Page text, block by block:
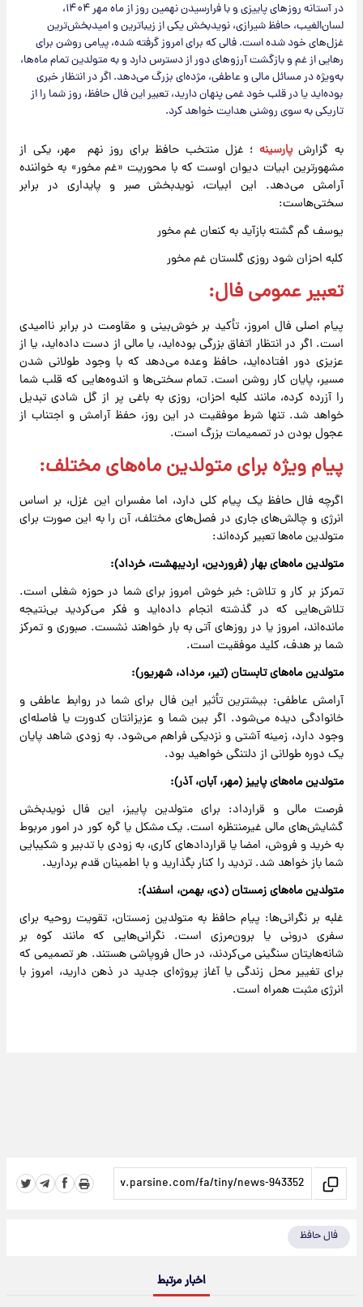
در آستانه روزهای پاییزی و با فرارسیدن نهمین روز از ماه مهر ۱۴۰۴،
لسان‌الغیب، حافظ شیرازی، نویدبخش یکی از زیباترین و امیدبخش‌ترین
غزل‌های خود شده است. فالی که برای امروز گرفته شده، پیامی روشن برای
رهایی از غم و بازگشت آرزوهای دور از دسترس دارد و به متولدین تمام ماه‌ها،
به‌ویژه در مسائل مالی و عاطفی، مژده‌ای بزرگ می‌دهد. اگر در انتظار خبری
بوده‌اید یا در قلب خود غمی پنهان دارید، تعبیر این فال حافظ، روز شما را از
تاریکی به سوی روشنی هدایت خواهد کرد.
به گزارشپارسینه ؛ غزل منتخب حافظ برای روز نهم مهر، یکی از
مشهورترین ابیات دیوان اوست که با محوریت «غم مخور» به خواننده
آرامش می‌دهد. این ابیات، نویدبخش صبر و پایداری در برابر
سختی‌هاست:
یوسف گم گشته بازآید به کنعان غم مخور
کلبه احزان شود روزی گلستان غم مخور
تعبیر عمومی فال:
پیام اصلی فال امروز، تأکید بر خوش‌بینی و مقاومت در برابر ناامیدی
است. اگر در انتظار اتفاق بزرگی بوده‌اید، یا مالی از دست داده‌اید، یا از
عزیزی دور افتاده‌اید، حافظ وعده می‌دهد که با وجود طولانی شدن
مسیر، پایان کار روشن است. تمام سختی‌ها و اندوه‌هایی که قلب شما
را آزرده کرده، مانند کلبه احزان، روزی به باغی پر از گل شادی تبدیل
خواهد شد. تنها شرط موفقیت در این روز، حفظ آرامش و اجتناب از
عجول بودن در تصمیمات بزرگ است.
پیام ویژه برای متولدین ماه‌های مختلف:
اگرچه فال حافظ یک پیام کلی دارد، اما مفسران این غزل، بر اساس
انرژی و چالش‌های جاری در فصل‌های مختلف، آن را به این صورت برای
متولدین ماه‌ها تعبیر کرده‌اند:
متولدین ماه‌های بهار (فروردین، اردیبهشت، خرداد):
تمرکز بر کار و تلاش: خبر خوش امروز برای شما در حوزه شغلی است.
تلاش‌هایی که در گذشته انجام داده‌اید و فکر می‌کردید بی‌نتیجه
مانده‌اند، امروز یا در روزهای آتی به بار خواهند نشست. صبوری و تمرکز
شما بر هدف، کلید موفقیت است.
متولدین ماه‌های تابستان (تیر، مرداد، شهریور):
آرامش عاطفی: بیشترین تأثیر این فال برای شما در روابط عاطفی و
خانوادگی دیده می‌شود. اگر بین شما و عزیزانتان کدورت یا فاصله‌ای
وجود دارد، زمینه آشتی و نزدیکی فراهم می‌شود. به زودی شاهد پایان
یک دوره طولانی از دلتنگی خواهید بود.
متولدین ماه‌های پاییز (مهر، آبان، آذر):
فرصت مالی و قرارداد: برای متولدین پاییز، این فال نویدبخش
گشایش‌های مالی غیرمنتظره است. یک مشکل یا گره کور در امور مربوط
به خرید و فروش، امضا یا قراردادهای کاری، به زودی با تدبیر و شکیبایی
شما باز خواهد شد. تردید را کنار بگذارید و با اطمینان قدم بردارید.
متولدین ماه‌های زمستان (دی، بهمن، اسفند):
غلبه بر نگرانی‌ها: پیام حافظ به متولدین زمستان، تقویت روحیه برای
سفری درونی یا برون‌مرزی است. نگرانی‌هایی که مانند کوه بر
شانه‌هایتان سنگینی می‌کردند، در حال فروپاشی هستند. هر تصمیمی که
برای تغییر محل زندگی یا آغاز پروژه‌ای جدید در ذهن دارید، امروز با
انرژی مثبت همراه است.
فال حافظ
اخبار مرتبط